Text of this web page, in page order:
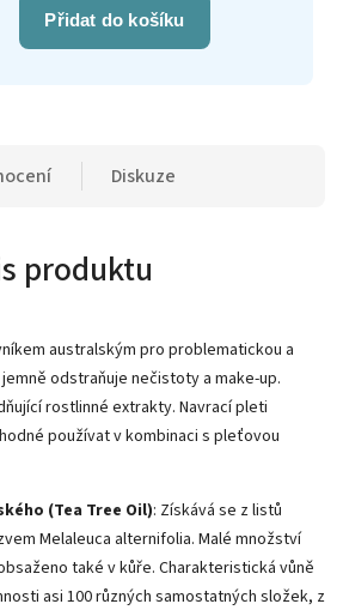
Přidat do košíku
Diskuze
produktu
australským pro problematickou a
odstraňuje nečistoty a make-up.
rostlinné extrakty. Navrací pleti
používat v kombinaci s pleťovou
(Tea Tree Oil): Získává se z listů
Melaleuca alternifolia. Malé množství
také v kůře. Charakteristická vůně
asi 100 různých samostatných složek, z